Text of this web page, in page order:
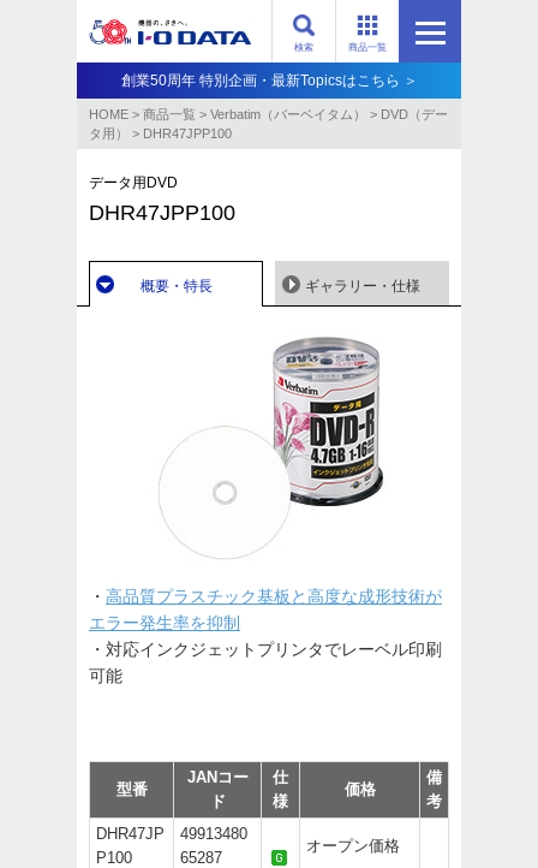
商品一覧
検索
創業50周年 特別企画・最新Topicsはこちら ＞
HOME > 商品一覧 > Verbatim（バーベイタム） > DVD（デー
タ用）
> DHR47JPP100
データ用DVD
DHR47JPP100
概要・特長 ギャラリー・仕様
・ 高品質プラスチック基板と高度な成形技術が
エラー発生率を抑制
・対応インクジェットプリンタでレーベル印刷
可能
型番
JANコー
ド
仕
様
価格
備
考
DHR47JP
P100
49913480
65287
オープン価格